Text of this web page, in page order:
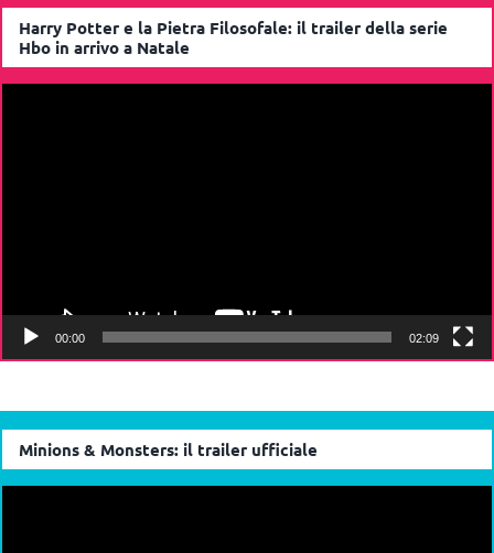
Harry Potter e la Pietra Filosofale: il trailer della serie
Hbo in arrivo a Natale
00:00 02:09
Minions & Monsters: il trailer ufficiale